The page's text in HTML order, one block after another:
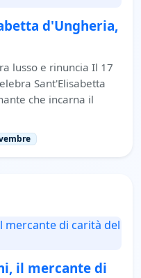
d'Ungheria,
lusso e rinuncia Il 17
Sant'Elisabetta
che incarna il
il mercante di